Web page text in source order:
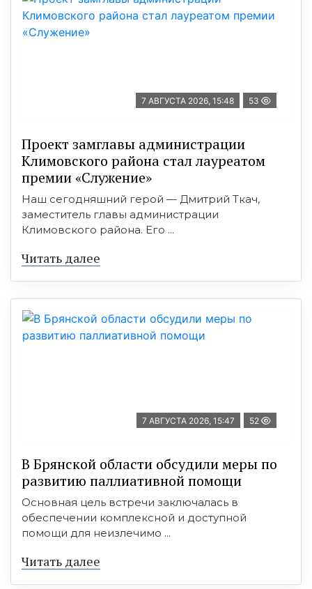
7 АВГУСТА 2026, 15:48 53
Проект замглавы администрации
Климовского района стал лауреатом
премии «Служение»
Наш сегодняшний герой — Дмитрий Ткач,
заместитель главы администрации
Климовского района. Его ...
Читать далее
7 АВГУСТА 2026, 15:47 52
В Брянской области обсудили меры по
развитию паллиативной помощи
Основная цель встречи заключалась в
обеспечении комплексной и доступной
помощи для неизлечимо ...
Читать далее